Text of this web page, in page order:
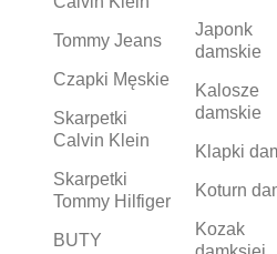
Tommy Jeans
Czapki Męskie
Skarpetki
Calvin Klein
Skarpetki
Tommy Hilfiger
BUTY
Japonk
damskie
Kalosze
damskie
Klapki
Koturn
Kozak